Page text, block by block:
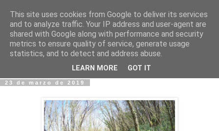
Fotos y Cosas
Miguel Sáenz de Santa María Elizalde
"Un blog es como un diario, pero sin candado".
23 de marzo de 2019
This site uses cookies from Google to deliver its services
and to analyze traffic. Your IP address and user-agent are
shared with Google along with performance and security
metrics to ensure quality of service, generate usage
statistics, and to detect and address abuse.
LEARN MORE GOT IT